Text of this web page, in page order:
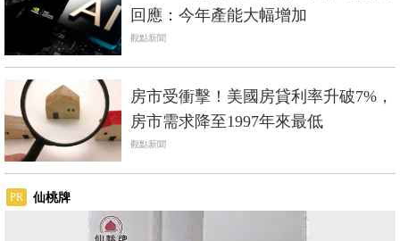
回應：今年產能大幅增加
觀點新聞
房市受衝擊！美國房貸利率升破7%，
房市需求降至1997年來最低
觀點新聞
PR 仙桃牌